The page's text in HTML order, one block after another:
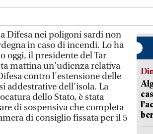
Difesa nei poligoni sardi non
in caso di incendi. Lo ha
oggi, il presidente del Tar
mattina un'udienza relativa
contro l'estensione delle
addestrative dell'isola. La
dello Stato, è stata
di sospensiva che completa
di consiglio fissata per il 5